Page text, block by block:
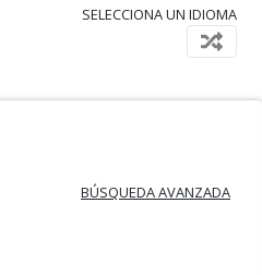
SELECCIONA UN IDIOMA
BÚSQUEDA AVANZADA